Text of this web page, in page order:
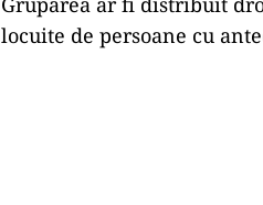
locuite de persoane cu